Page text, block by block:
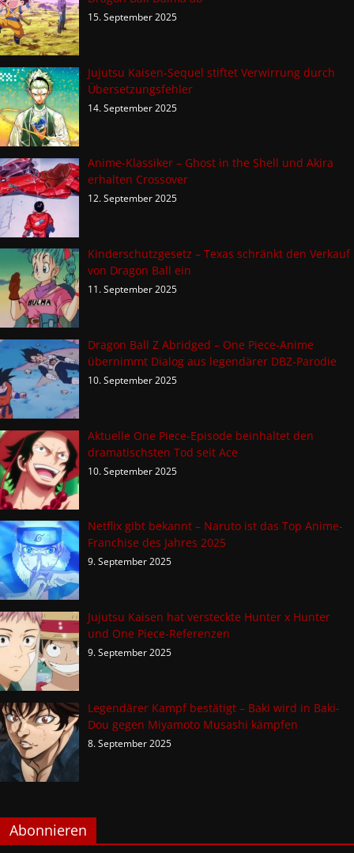
15. September 2025
Jujutsu Kaisen-Sequel stiftet Verwirrung durch
Übersetzungsfehler
14. September 2025
Anime-Klassiker – Ghost in the Shell und Akira
erhalten Crossover
12. September 2025
Kinderschutzgesetz – Texas schränkt den Verkauf
von Dragon Ball ein
11. September 2025
Dragon Ball Z Abridged – One Piece-Anime
übernimmt Dialog aus legendärer DBZ-Parodie
10. September 2025
Aktuelle One Piece-Episode beinhaltet den
dramatischsten Tod seit Ace
10. September 2025
Netflix gibt bekannt – Naruto ist das Top Anime-
Franchise des Jahres 2025
9. September 2025
Jujutsu Kaisen hat versteckte Hunter x Hunter
und One Piece-Referenzen
9. September 2025
Legendärer Kampf bestätigt – Baki wird in Baki-
Dou gegen Miyamoto Musashi kämpfen
8. September 2025
Abonnieren